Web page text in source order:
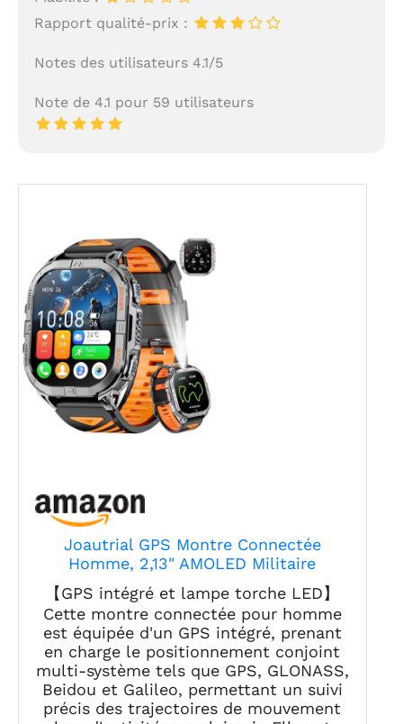
Rapport qualité-prix :
Notes des utilisateurs 4.1/5
Note de 4.1 pour 59 utilisateurs
Joautrial GPS Montre Connectée
Homme, 2,13" AMOLED Militaire
Smartwatch avec Torche
LED/Boussole/100+ Modes
Sportifs/580mAh Batterie/Surveillance
Santé/Appels Bluetooth pour Android
iOS (Noir)
【GPS intégré et lampe torche LED】
Cette montre connectée pour homme
est équipée d'un GPS intégré, prenant
en charge le positionnement conjoint
multi-système tels que GPS, GLONASS,
Beidou et Galileo, permettant un suivi
précis des trajectoires de mouvement